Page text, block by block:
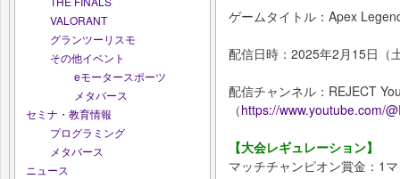
VALORANT
グランツーリスモ
その他イベント
eモータースポーツ
メタバース
セミナ・教育情報
プログラミング
メタバース
ニュース
ゲームタイトル：Apex
配信日時：2025年2月15日（
配信チャンネル：REJECT
（https://www.youtube.com/
【大会レギュレーション】
マッチチャンピオン賞金：1